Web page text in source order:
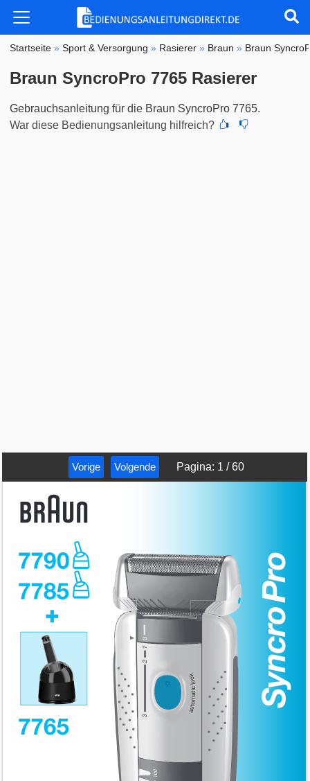
Startseite »Sport & Versorgung » Rasierer » Braun » Braun
Braun SyncroPro 7765 Rasierer
Gebrauchsanleitung für die Braun SyncroPro 7765.
War diese Bedienungsanleitung hilfreich?
Vorige Volgende Pagina: 1 /60